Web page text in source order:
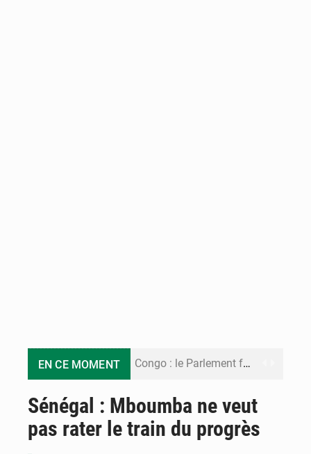
EN CE MOMENT Congo : le Parlement formule 28 recommandations sur le Cadre budgétaire 2027-2029
Congo : la Grande foire agricole pour renforcer la souveraineté alimentaire
Sénégal : Mboumba ne veut
pas rater le train du progrès